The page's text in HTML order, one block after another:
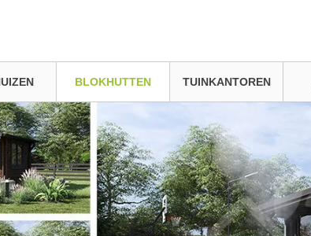
BLOKHUTTEN TUINKANTOREN